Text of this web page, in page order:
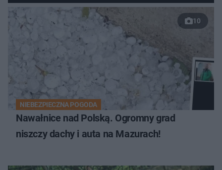
10
NIEBEZPIECZNA POGODA
Nawałnice nad Polską. Ogromny grad
niszczy dachy i auta na Mazurach!